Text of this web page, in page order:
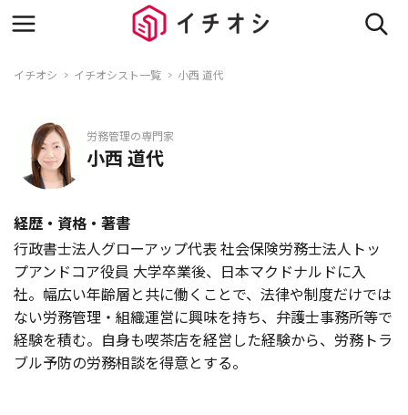
イチオシ イチオシスト一覧 小西 道代
労務管理の専門家
小西 道代
経歴・資格・著書
行政書士法人グローアップ代表 社会保険労務士法人トッ
プアンドコア役員 大学卒業後、日本マクドナルドに入
社。幅広い年齢層と共に働くことで、法律や制度だけでは
ない労務管理・組織運営に興味を持ち、弁護士事務所等で
経験を積む。自身も喫茶店を経営した経験から、労務トラ
ブル予防の労務相談を得意とする。